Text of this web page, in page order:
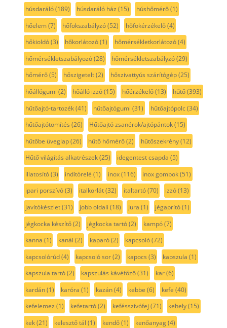
húsdaráló(189) húsdaráló ház (15) húshőmérő(1)
hőelem(7) hőfokszabályzó(52) hőfokérzékelő(4)
hőkioldó(3) hőkorlátozó(1) hőmérsékletkorlátozó(4)
hőmérsékletszabályozó(28) hőmérsékletszabályzó(29)
hőmérő(5) hőszigetelt(2) hőszivattyús szárítógép(25)
hőállógumi (2) hőálló izzó(15) hőérzékelő(13) hűtő(393)
hűtőajtó-tartozék(41) hűtőajtógumi (31) hűtőajtópolc(34)
hűtőajtótömítés (26) Hűtőajtó zsanérok/ajtópántok(15)
hűtőbe üveglap(26) hűtő hőmérő(2) hűtőszekrény(12)
Hűtő világítás alkatrészek(25) idegentest csapda (5)
illatosító(3) indítórelé (1) inox(116) inox gombok(51)
ipari porszívó(3) italkorlát(32) italtartó(70) izzó(13)
javítókészlet(31) jobb oldali (18) Jura (1) jégaprító(1)
jégkocka készítő(2) jégkocka tartó(2) kampó(7)
kanna (1) kanál (2) kaparó(2) kapcsoló(72)
kapcsolórúd(4) kapcsoló sor(2) kapocs (3) kapszula (1)
kapszula tartó(2) kapszulás kávéfőző(31) kar(6)
kardán(1) karóra (1) kazán(4) kebbe (6) kefe (40)
kefelemez (1) kefetartó(2) kefésszívófej (71) kehely(15)
kek(21) kelesztő tál (1) kendő(1) kenőanyag(4)